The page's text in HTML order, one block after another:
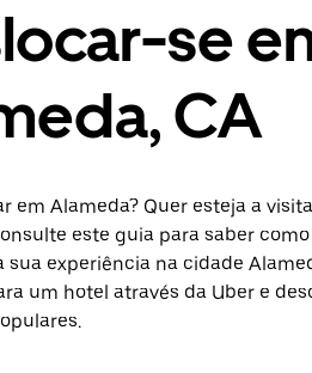
se
CA
em Alameda? Quer esteja a
este guia para saber
sua experiência na cidade
um hotel através da Uber e